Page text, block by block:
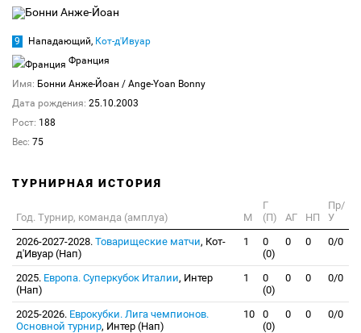
9 Нападающий, Кот-д'Ивуар
Франция
Имя: Бонни Анже-Йоан / Ange-Yoan Bonny
Дата рождения: 25.10.2003
Рост: 188
Вес: 75
ТУРНИРНАЯ ИСТОРИЯ
Год. Турнир, команда (амплуа) М
Г
(П)
АГ НП
Пр/
У
2026-2027-2028. Товарищеские матчи, Кот-
д'Ивуар (Нап)
1
0
(0)
0 0 0/0
2025. Европа. Суперкубок Италии, Интер
(Нап)
1
0
(0)
0 0 0/0
2025-2026. Еврокубки. Лига чемпионов.
Основной турнир, Интер (Нап)
10
0
(0)
0 0 0/0